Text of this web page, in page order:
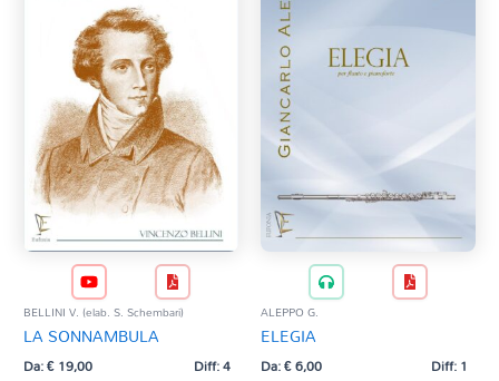
BELLINI V. (elab. S. Schembari)
LA SONNAMBULA
Da:€19,00 Diff: 4
ALEPPO G.
ELEGIA
Da:€6,00 Diff: 1